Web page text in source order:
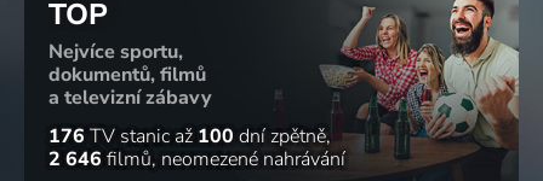
TOP
Nejvíce sportu,
dokumentů, filmů
a televizní zábavy
176 TV stanic až 100 dní zpětně
2 646 filmů neomezené nahrávání